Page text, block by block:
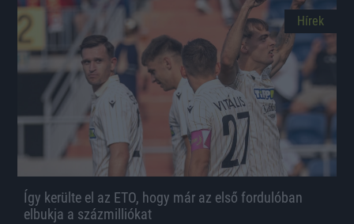
Hírek
Így kerülte el az ETO, hogy már az első fordulóban
elbukja a százmilliókat